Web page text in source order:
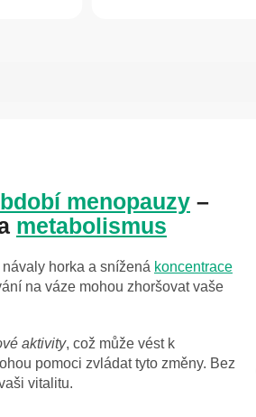
menopauzy –
metabolismus
horka a snížená koncentrace
na váze mohou zhoršovat vaše
aktivity, což může vést k
pomoci zvládat tyto změny. Bez
vitalitu.